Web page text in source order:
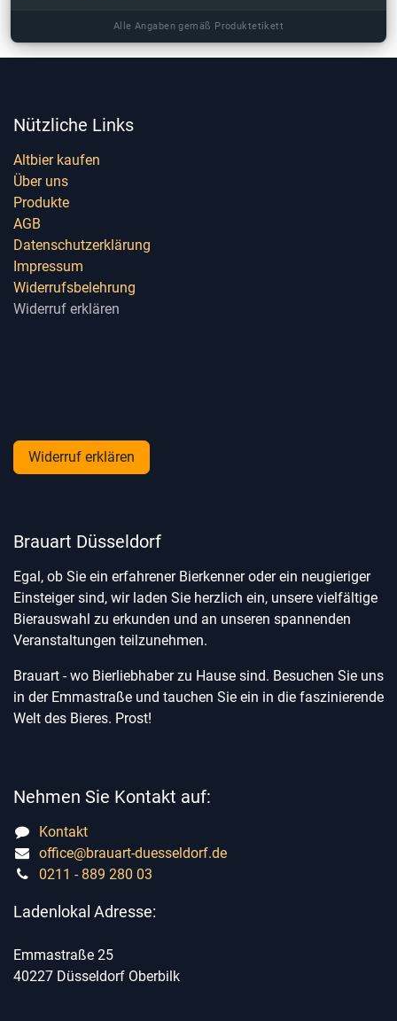
Alle Angaben gemäß Produktetikett
Nützliche Links
Altbier kaufen
Über uns
Produkte
AGB
Datenschutzerklärung
Impressum
Widerrufsbelehrung
Widerruf erklären
Widerruf erklären
Brauart Düsseldorf
Egal, ob Sie ein erfahrener Bierkenner oder ein neugieriger
Einsteiger sind, wir laden Sie herzlich ein, unsere vielfältige
Bierauswahl zu erkunden und an unseren spannenden
Veranstaltungen teilzunehmen.
Brauart - wo Bierliebhaber zu Hause sind. Besuchen Sie uns
in der Emmastraße und tauchen Sie ein in die faszinierende
Welt des Bieres. Prost!
Nehmen Sie Kontakt auf:
Kontakt
office@brauart-duesseldorf.de
0211 - 889 280 03
Ladenlokal Adresse:
Emmastraße 25
40227 Düsseldorf Oberbilk